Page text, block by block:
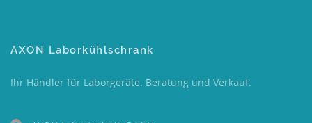
AXON Laborkühlschrank
Ihr Händler für Laborgeräte. Beratung und Verkauf.